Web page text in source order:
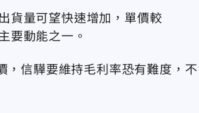
貨量可望快速增加，單價較
要動能之一。
，信驊要維持毛利率恐有難度，不